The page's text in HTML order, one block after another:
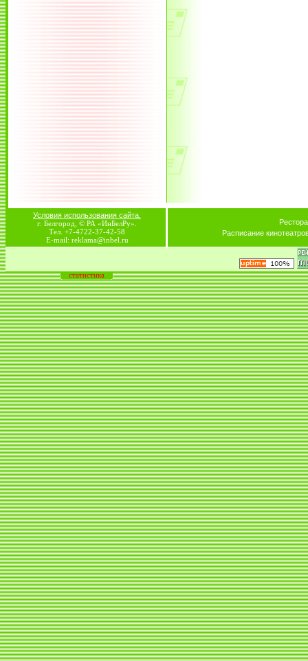
Условия использования сайта.
г. Белгород, © РА «ИнБелРу».
Тел. +7-4722-37-42-58
E-mail: reklama@inbel.ru
Расписание
статистика